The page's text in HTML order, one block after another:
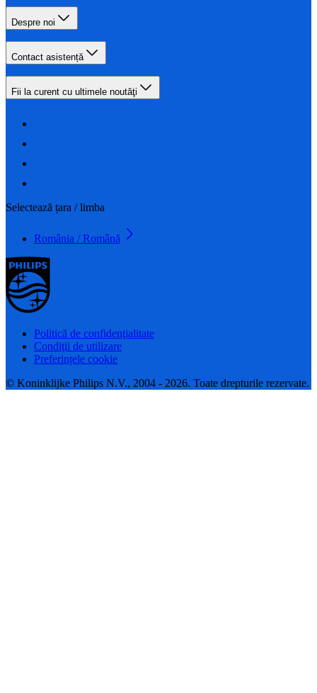
Despre noi
Contact asistență
Fii la curent cu ultimele noutăţi
Selectează țara / limba
România / Română
Politică de confidenţialitate
Condiţii de utilizare
Preferințele cookie
© Koninklijke Philips N.V., 2004 - 2026. Toate drepturile rezervate.